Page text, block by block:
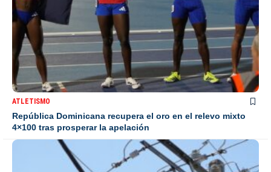
ATLETISMO
República Dominicana recupera el oro en el relevo mixto
4×100 tras prosperar la apelación